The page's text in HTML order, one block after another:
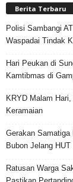
Berita Terbaru
Polisi Sambangi
Waspadai Tindak
Hari Peukan di
Kamtibmas di
KRYD Malam
Keramaian
Gerakan
Bubon Jelang HUT
Ratusan Warga